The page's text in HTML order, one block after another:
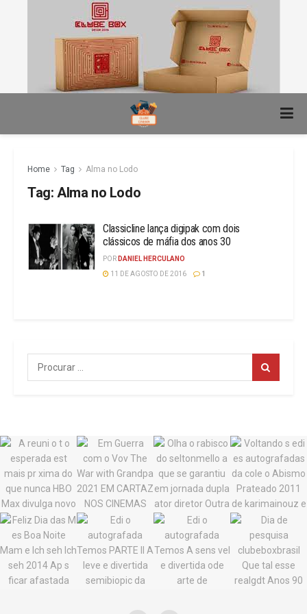
Home Tag Alma no Lodo
Tag: Alma no Lodo
Classicline lança digipak com dois
clássicos de máfia dos anos 30
POR DANIEL HERCULANO
11 DE AGOSTO DE 2016
1